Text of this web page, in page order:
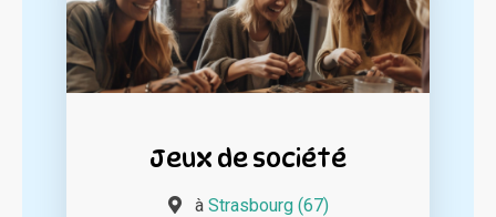
Jeux de société
à Strasbourg (67)